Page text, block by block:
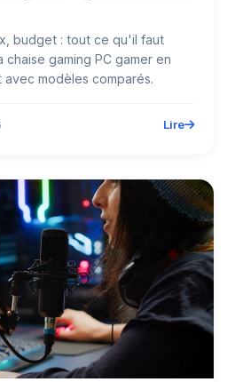
budget : tout ce qu'il faut
chaise gaming PC gamer en
avec modèles comparés.
Lire